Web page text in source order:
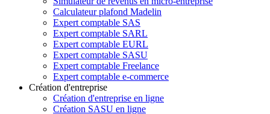
Calculateur plafond Madelin
Expert comptable SAS
Expert comptable SARL
Expert comptable EURL
Expert comptable SASU
Expert comptable Freelance
Expert comptable e-commerce
Création d'entreprise
Création d'entreprise en ligne
Création SASU en ligne